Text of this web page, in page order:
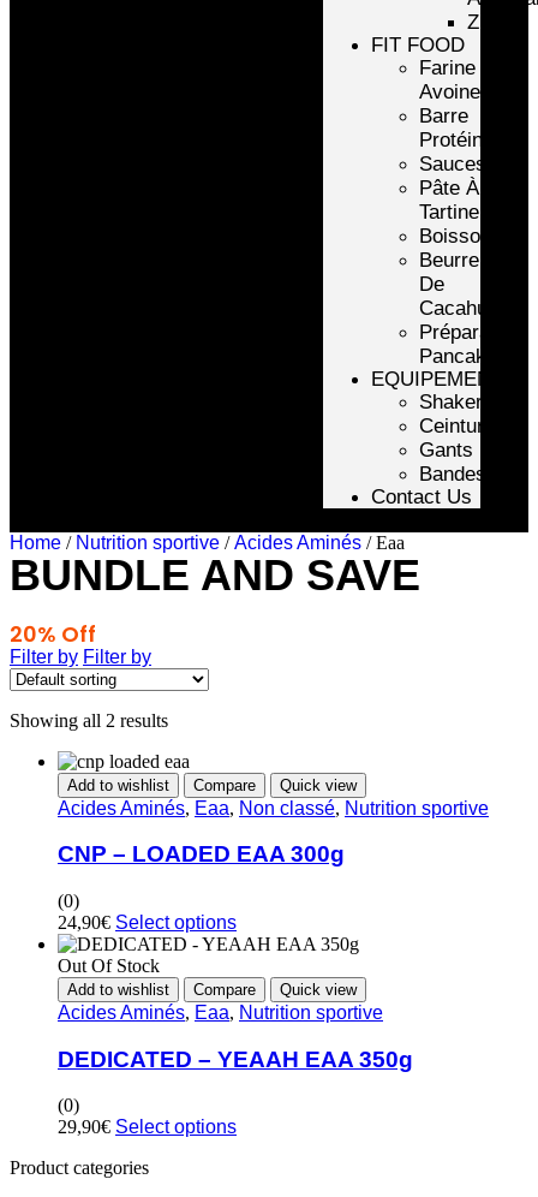
ZMA
FIT FOOD
Farine
Avoine/Riz
Barre
Protéinée
Sauces
Pâte À
Tartiner
Boissons
Beurre
De
Cacahuète
Préparation
Pancake
EQUIPEMENTS
Shakers
Ceintures
Gants
Bandes
Contact Us
Home / Nutrition sportive /Acides Aminés / Eaa
BUNDLE AND SAVE
20% Off
Filter by Filter by
Showing all 2 results
Add to wishlist Compare Quick view
Acides Aminés, Eaa, Non classé, Nutrition sportive
CNP – LOADED EAA 300g
(0)
24,90€ Select options
Out Of Stock
Add to wishlist Compare Quick view
Acides Aminés, Eaa, Nutrition sportive
DEDICATED – YEAAH EAA 350g
(0)
29,90€ Select options
Product categories